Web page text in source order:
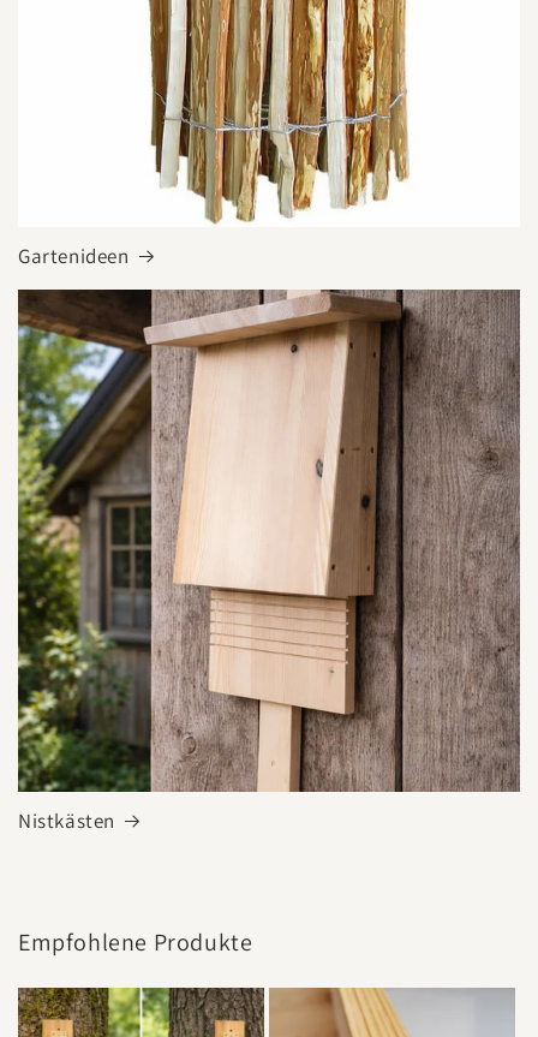
Gartenideen
Nistkästen
Empfohlene Produkte